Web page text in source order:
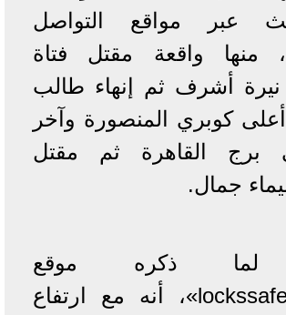
عبر مواقع التواصل
منها واقعة مقتل فتاة
نيرة أشرف ثم إنهاء طالب
كوبري المنصورة وآخر
برج القاهرة ثم مقتل
جمال.
لما ذكره موقع
«lockssafesalarms»، أنه مع ارتفاع